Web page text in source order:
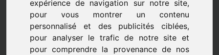
expérience de navigation sur notre site,
pour vous montrer un contenu
personnalisé et des publicités ciblées,
pour analyser le trafic de notre site et
pour comprendre la provenance de nos
- le 26 février 2018 à 09h00
FERMATURE DU CONSERVATOIRE